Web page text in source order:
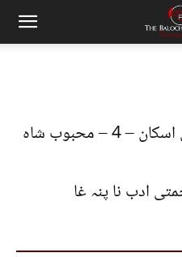
– محبوب شاہ
ادب نا پنہ غا